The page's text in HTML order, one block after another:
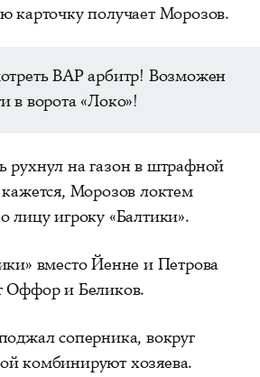
карточку получает Морозов.
ВАР арбитр! Возможен
в ворота «Локо»!
рухнул на газон в штрафной
Морозов локтем
лицу игроку «Балтики».
вместо Йенне и Петрова
Оффор и Беликов.
соперника, вокруг
комбинируют хозяева.